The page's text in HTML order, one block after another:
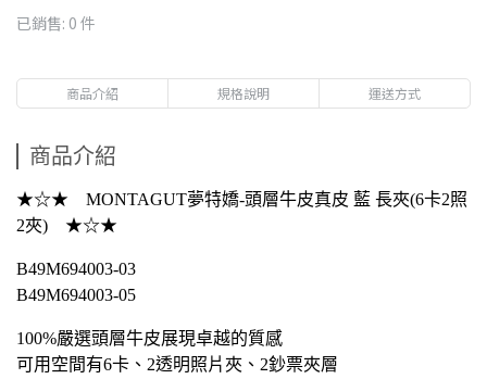
已銷售: 0 件
商品介紹 規格說明 運送方式
商品介紹
★☆★ MONTAGUT夢特嬌-頭層牛皮真皮 藍 長夾(6卡2照
2夾) ★☆★
B49M694003-03
B49M694003-05
100%嚴選頭層牛皮展現卓越的質感
可用空間有6卡、2透明照片夾、2鈔票夾層